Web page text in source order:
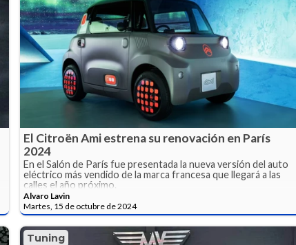
El Citroën Ami estrena su renovación en París
2024
En el Salón de París fue presentada la nueva versión del auto
eléctrico más vendido de la marca francesa que llegará a las
calles el año próximo.
Alvaro Lavin
Martes, 15 de octubre de 2024
Tuning